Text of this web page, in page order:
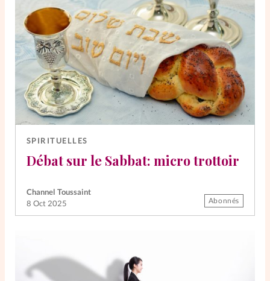
SPIRITUELLES
Débat sur le Sabbat: micro trottoir
Channel Toussaint
8 Oct 2025
Abonnés